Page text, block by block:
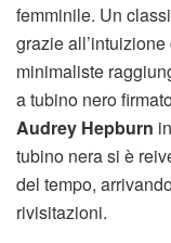
femminile. Un
grazie all’intuizione
minimaliste
a tubino nero
Audrey Hepburn in
tubino nera si è
del tempo,
rivisitazioni.